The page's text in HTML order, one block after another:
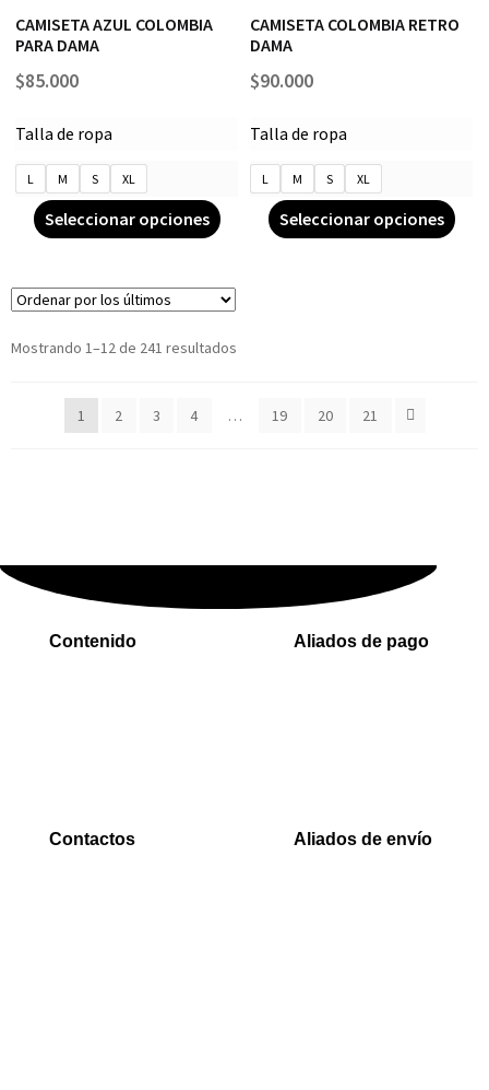
CAMISETA AZUL COLOMBIA
PARA DAMA
$85.000
Talla de ropa
L M S XL
Seleccionar opciones
CAMISETA COLOMBIA RETRO
DAMA
$90.000
Talla de ropa
L M S XL
Seleccionar opciones
Mostrando 1–12 de 241 resultados
1 2 3 4 … 19 20 21
Contenido
Aliados de pago
Contactos Aliados de envío